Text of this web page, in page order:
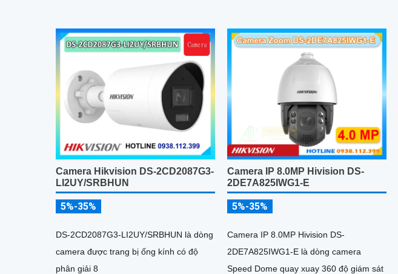
như ban ngày, rất phù hợp cho việc lắp
đặt tại nhà xưởng
Camera Hikvision DS-2CD2087G3-
LI2UY/SRBHUN
5%-35%
DS-2CD2087G3-LI2UY/SRBHUN là dòng
camera được trang bị ống kính có độ
phân giải 8
Camera IP 8.0MP Hivision DS-
2DE7A825IWG1-E
5%-35%
Camera IP 8.0MP Hivision DS-
2DE7A825IWG1-E là dòng camera
Speed Dome quay xuay 360 độ giám sát